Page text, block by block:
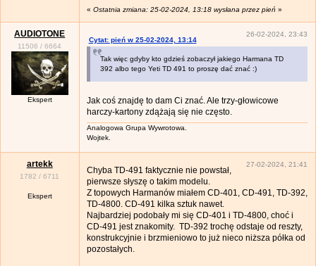
« Ostatnia zmiana: 25-02-2024, 13:18 wysłana przez pień »
AUDIOTONE
11506 /6664
Ekspert
26-02-2024, 23:43
Cytat: pień w 25-02-2024, 13:14
Tak więc gdyby kto gdzieś zobaczył jakiego Harmana TD
392 albo tego Yeti TD 491 to proszę dać znać :)
Jak coś znajdę to dam Ci znać. Ale trzy-głowicowe
harczy-kartony zdążają się nie często.
Analogowa Grupa Wywrotowa.
Wojtek.
artekk
1782 /6711
Ekspert
27-02-2024, 21:41
Chyba TD-491 faktycznie nie powstał,
pierwsze słyszę o takim modelu.
Z topowych Harmanów miałem CD-401, CD-491, TD-392,
TD-4800. CD-491 kilka sztuk nawet.
Najbardziej podobały mi się CD-401 i TD-4800, choć i
CD-491 jest znakomity. TD-392 trochę odstaje od reszty,
konstrukcyjnie i brzmieniowo to już nieco niższa półka od
pozostałych.